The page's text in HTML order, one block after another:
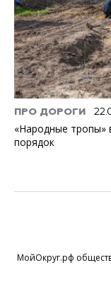
ПРО ДОРОГИ
«Народные тропы»
порядок
МойОкруг.рф